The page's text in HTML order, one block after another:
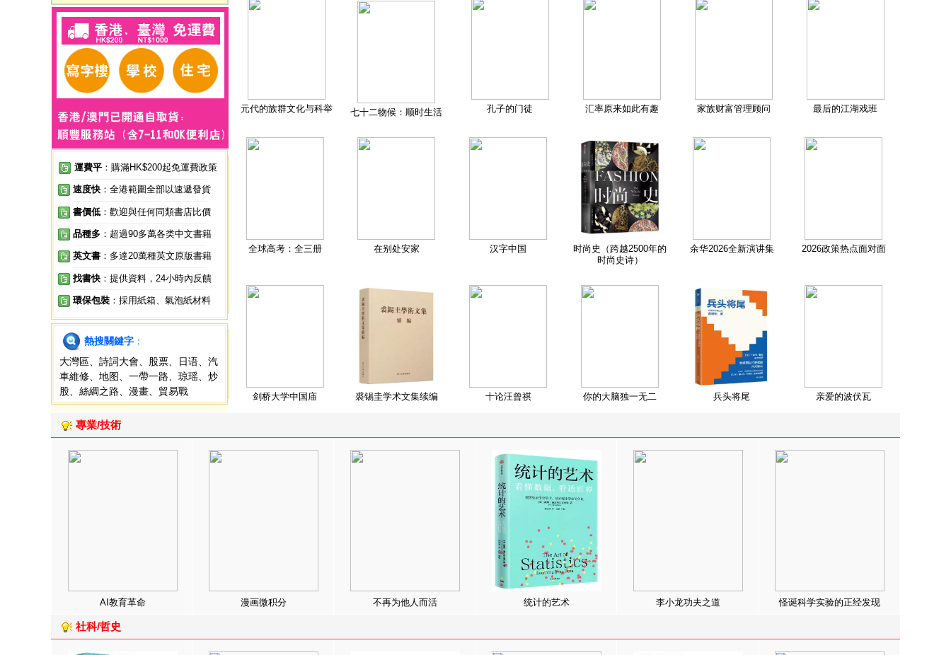
運費平 ：購滿HK$200起免運費政策
速度快 ：全港範圍全部以速遞發貨
書價低 ：歡迎與任何同類書店比價
品種多 ：超過90多萬各类中文書籍
英文書 ：多達20萬種英文原版書籍
找書快 ：提供資料，24小時內反饋
環保包裝 ：採用紙箱、氣泡紙材料
熱搜關鍵字 ：
大灣區
詩詞大會 股票 日语
汽
車維修
地图 一帶一路 琼瑶
炒
股
絲綢之路 漫畫 貿易戰
元代的族群文化与科举 七十二物候：顺时生活 孔子的门徒 汇率原来如此有趣 家族财富管理顾问 最后的江湖戏班
全球高考：全三册 在别处安家 汉字中国
时尚史（跨越2500年的
时尚史诗）
余华2026全新演讲集 2026政策热点面对面
剑桥大学中国庙 裘锡圭学术文集续编 十论汪曾祺 你的大脑独一无二 兵头将尾 亲爱的波伏瓦
專業/技術
AI教育革命 漫画微积分 不再为他人而活 统计的艺术 李小龙功夫之道 怪诞科学实验的正经发现
社科/哲史